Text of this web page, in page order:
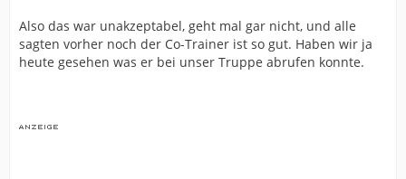
Also das war unakzeptabel, geht mal gar nicht, und alle
sagten vorher noch der Co-Trainer ist so gut. Haben wir ja
heute gesehen was er bei unser Truppe abrufen konnte.